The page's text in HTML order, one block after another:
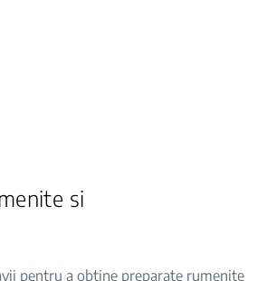
si
pentru a obtine preparate rumenite